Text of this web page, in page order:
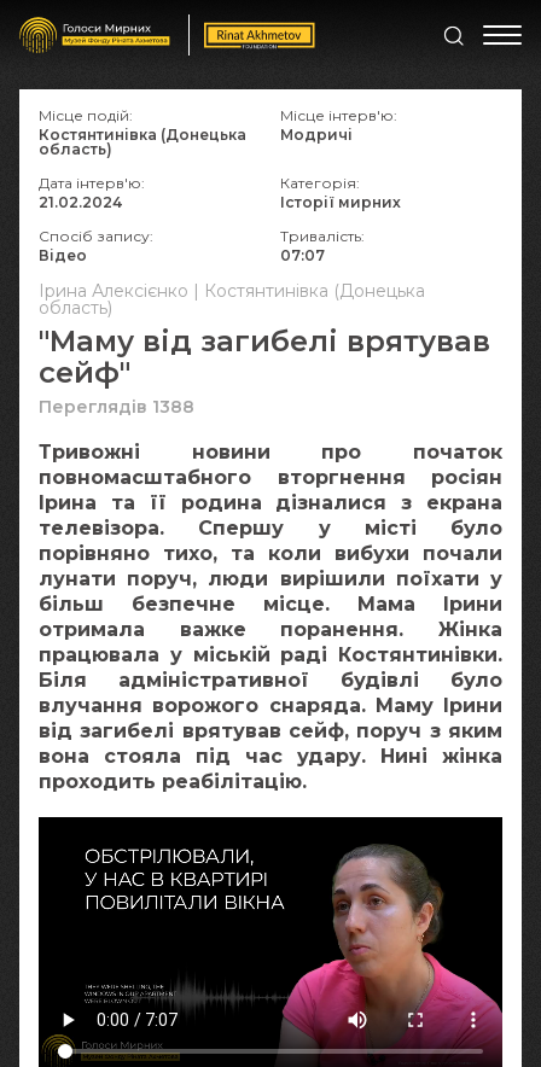
Ірина Алексієнко | Костянтинівка (Донецька
область)
"Маму від загибелі врятував
сейф"
Переглядів 1388
Тривожні новини про початок
повномасштабного вторгнення росіян
Ірина та її родина дізналися з екрана
телевізора. Спершу у місті було
порівняно тихо, та коли вибухи почали
лунати поруч, люди вирішили поїхати у
більш безпечне місце. Мама Ірини
отримала важке поранення. Жінка
працювала у міській раді Костянтинівки.
Біля адміністративної будівлі було
влучання ворожого снаряда. Маму Ірини
від загибелі врятував сейф, поруч з яким
вона стояла під час удару. Нині жінка
проходить реабілітацію.
Місце подій:
Костянтинівка (Донецька
область)
Місце інтерв'ю:
Модричі
Дата інтерв'ю:
21.02.2024
Категорія:
Історії мирних
Спосіб запису:
Відео
Тривалість:
07:07